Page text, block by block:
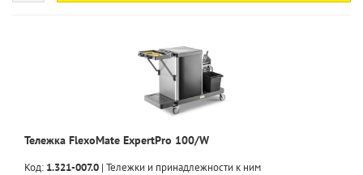
Тележка FlexoMate ExpertPro 100/W
Код: 1.321-007.0 | Тележки и принадлежности к ним